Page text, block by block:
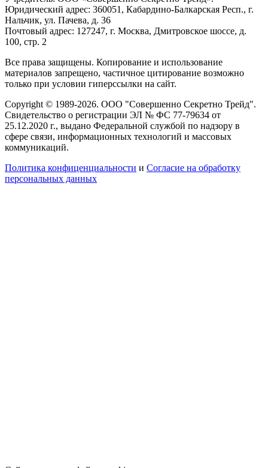
Юридический адрес: 360051, Кабардино-Балкарская Респ., г.
Нальчик, ул. Пачева, д. 36
Почтовый адрес: 127247, г. Москва, Дмитровское шоссе, д.
100, стр. 2
Все права защищены. Копирование и использование
материалов запрещено, частичное цитирование возможно
только при условии гиперссылки на сайт.
Copyright © 1989-2026. ООО "Совершенно Секретно Трейд".
Свидетельство о регистрации ЭЛ № ФС 77-79634 от
25.12.2020 г., выдано Федеральной службой по надзору в
сфере связи, информационных технологий и массовых
коммуникаций.
Политика конфиценциальности и Согласие на обработку
персональных данных